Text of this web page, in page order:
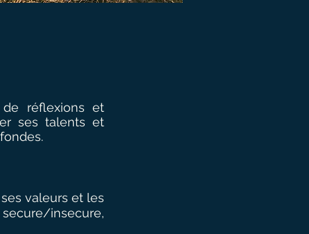
réflexions et
ses talents et
valeurs et les
insecure,